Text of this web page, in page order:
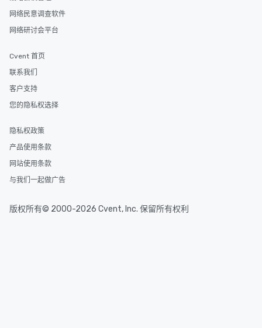
网络民意调查软件
网络研讨会平台
Cvent 首页
联系我们
客户支持
您的隐私权选择
隐私权政策
产品使用条款
网站使用条款
与我们一起做广告
版权所有© 2000-2026 Cvent, Inc. 保留所有权利